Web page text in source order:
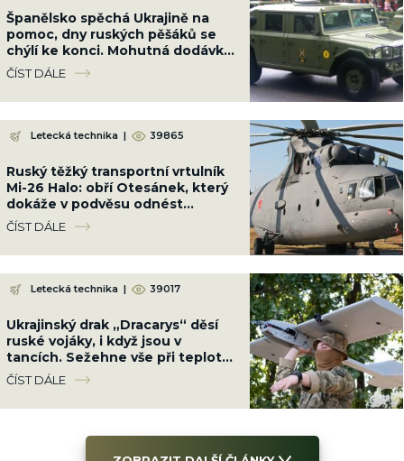
Španělsko spěchá Ukrajině na
pomoc, dny ruských pěšáků se
chýlí ke konci. Mohutná dodávka
je srovná do latě
ČÍST DÁLE
Letecká technika | 39865
Ruský těžký transportní vrtulník
Mi-26 Halo: obří Otesánek, který
dokáže v podvěsu odnést
dopravní letadlo
ČÍST DÁLE
Letecká technika | 39017
Ukrajinský drak „Dracarys“ děsí
ruské vojáky, i když jsou v
tancích. Sežehne vše při teplotě
přes 2 400 °C
ČÍST DÁLE